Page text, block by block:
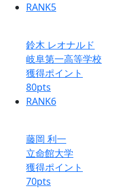
RANK5
鈴木 レオナルド
岐阜第一高等学校
獲得ポイント
80pts
RANK6
藤岡 利一
立命館大学
獲得ポイント
70pts